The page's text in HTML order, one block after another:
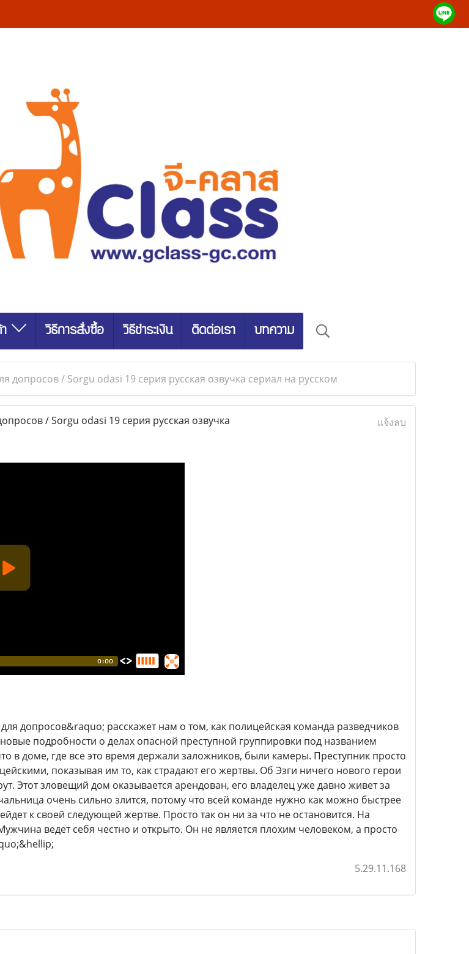
วิธีการสั่งซื้อ วิธีชำระเงิน ติดต่อเรา บทความ
допросов / Sorgu odasi 19 серия русская озвучка сериал на русском
/ Sorgu odasi 19 серия русская озвучка
แจ้งลบ
допросов&raquo; расскажет нам о том, как полицейская команда разведчиков
подробности о делах опасной преступной группировки под названием
в доме, где все это время держали заложников, были камеры. Преступник просто
показывая им то, как страдают его жертвы. Об Эзги ничего нового герои
Этот зловещий дом оказывается арендован, его владелец уже давно живет за
очень сильно злится, потому что всей команде нужно как можно быстрее
к своей следующей жертве. Просто так он ни за что не остановится. На
ведет себя честно и открыто. Он не является плохим человеком, а просто
5.29.11.168